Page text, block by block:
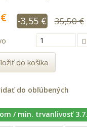
-3,55 € 35,50 €
do košíka
do obľúbených
/ min. trvanlivosť